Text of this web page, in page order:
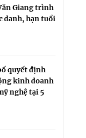
Giang trình
danh, hạn tuổi
quyết định
kinh doanh
nghệ tại 5